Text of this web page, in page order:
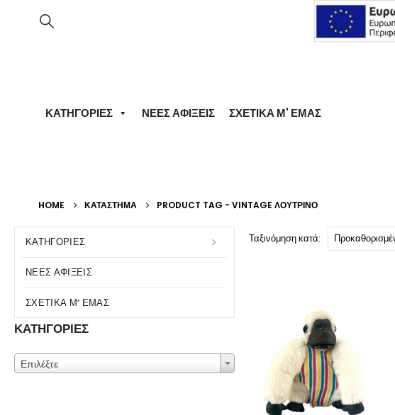
ΚΑΤΗΓΟΡΊΕΣ ΝΈΕΣ ΑΦΊΞΕΙΣ ΣΧΕΤΙΚΆ Μ' ΕΜΆΣ
HOME ΚΑΤΆΣΤΗΜΑ PRODUCT TAG - VINTAGE ΛΟΎΤΡΙΝΟ
Ταξινόμηση κατά:
ΚΑΤΗΓΟΡΊΕΣ
ΝΈΕΣ ΑΦΊΞΕΙΣ
ΣΧΕΤΙΚΆ Μ’ ΕΜΆΣ
ΚΑΤΗΓΟΡΙΕΣ
Επιλέξτε